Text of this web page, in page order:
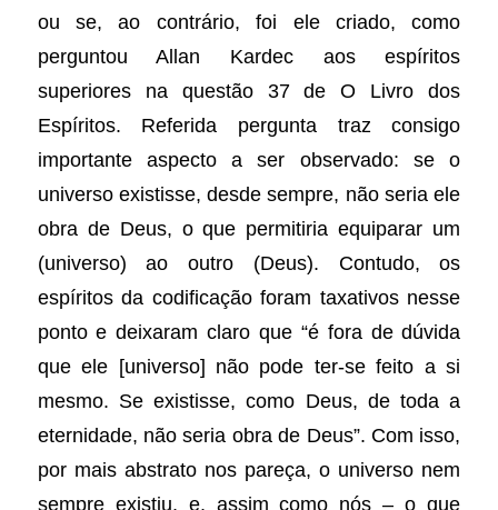
ou se, ao contrário, foi ele criado, como
perguntou Allan Kardec aos espíritos
superiores na questão 37 de O Livro dos
Espíritos. Referida pergunta traz consigo
importante aspecto a ser observado: se o
universo existisse, desde sempre, não seria ele
obra de Deus, o que permitiria equiparar um
(universo) ao outro (Deus). Contudo, os
espíritos da codificação foram taxativos nesse
ponto e deixaram claro que “é fora de dúvida
que ele [universo] não pode ter-se feito a si
mesmo. Se existisse, como Deus, de toda a
eternidade, não seria obra de Deus”. Com isso,
por mais abstrato nos pareça, o universo nem
sempre existiu, e, assim como nós – o que